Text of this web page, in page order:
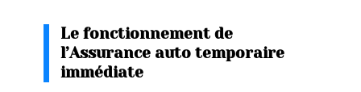
Le fonctionnement de
l’Assurance auto temporaire
immédiate